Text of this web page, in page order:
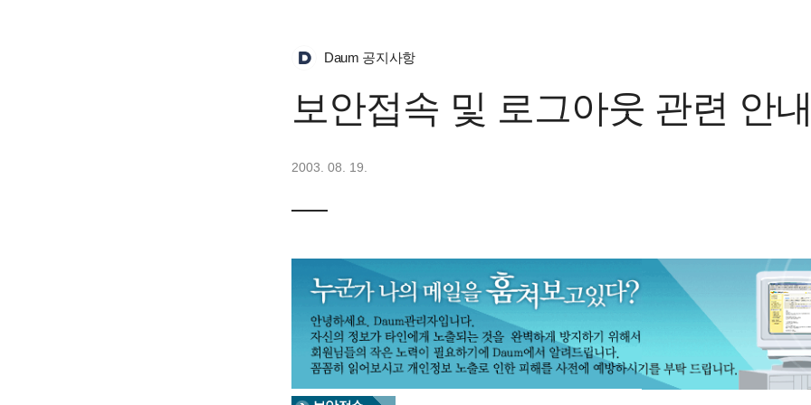
Daum 공지사항
보안접속 및 로그아웃 관련 안
2003. 08. 19.